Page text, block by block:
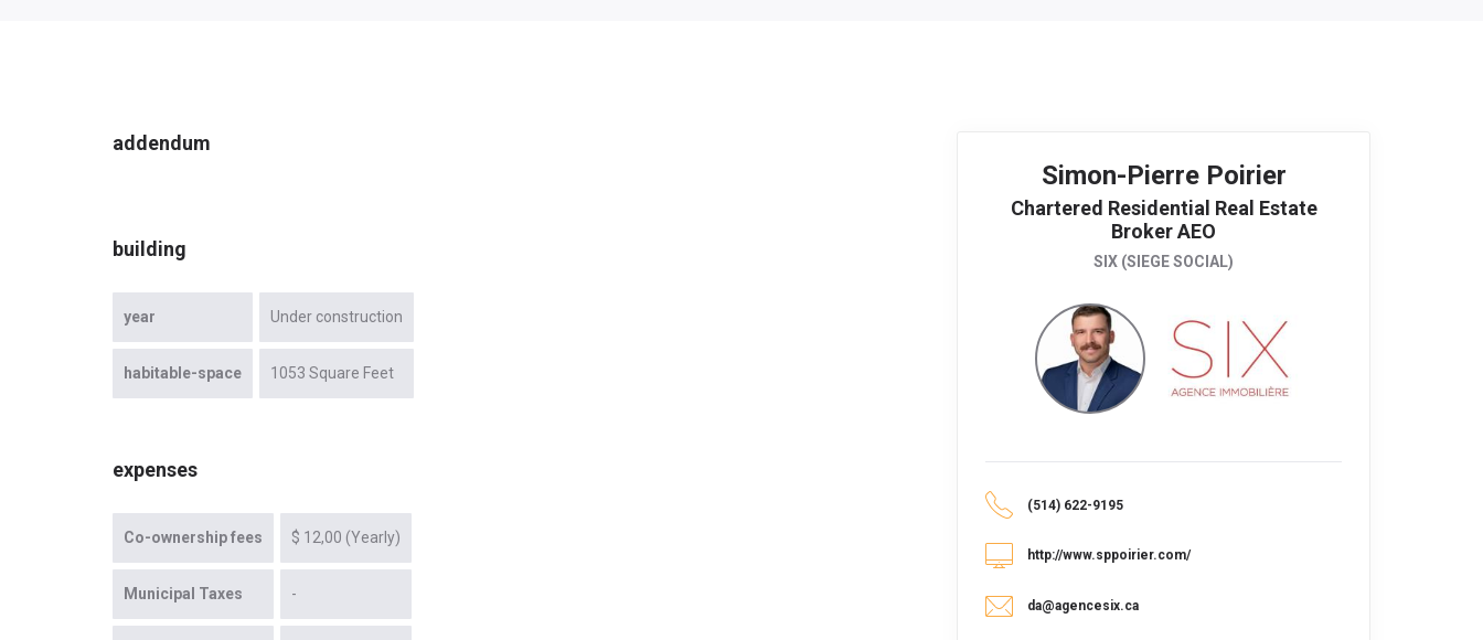
addendum
building
year Under construction
habitable-space 1053 Square Feet
expenses
Co-ownership fees $ 12,00 (Yearly)
Municipal Taxes -
Simon-Pierre Poirier
Chartered Residential Real Estate
Broker AEO
SIX (SIEGE SOCIAL)
(514) 622-9195
http://www.sppoirier.com/
da@agencesix.ca